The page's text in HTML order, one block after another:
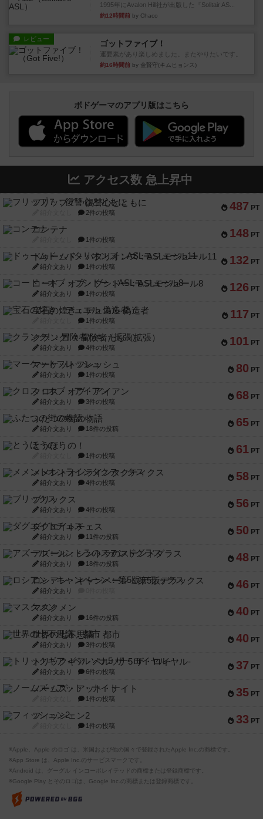
1995年にAvalon Hill社が出版した『Solitair AS...
約12時間前 by Chaco
レビュー ゴットファイブ！
運要素があり楽しめました。またやりたいです。
約16時間前 by 金賢守(キムヒョンス)
ボドゲーマのアプリ版はこちら
アクセス数 急上昇中
487 PT
フリップ７：復讐心とともに
2件の投稿
148 PT
コンテナ
1件の投稿
132 PT
ドゥームド・バタリオンズ：ASLモジュール11
紹介文あり 1件の投稿
126 PT
コード・オブ・ブシドー：ASLモジュール8
紹介文あり 1件の投稿
117 PT
宝石の煌き：デュエル 偽造者
1件の投稿
101 PT
クランク! ：冒険者たち（拡張）
紹介文あり 4件の投稿
80 PT
マーケットフレッシュ
紹介文あり 1件の投稿
68 PT
クロス・オブ・アイアン
紹介文あり 3件の投稿
65 PT
ふたつの街の物語
紹介文あり 18件の投稿
61 PT
とうほうの！
1件の投稿
58 PT
メメントオンラインタクティクス
紹介文あり 4件の投稿
56 PT
ブリックス
紹介文あり 4件の投稿
50 PT
ダグエイトチェス
紹介文あり 11件の投稿
48 PT
アズール：シントラのステンドグラス
紹介文あり 18件の投稿
46 PT
ロシアン・キャンペーン：第5版デラックス
紹介文あり
40 PT
マスクメン
紹介文あり 16件の投稿
40 PT
世界の七不思議：都市
紹介文あり 3件の投稿
37 PT
トリックギア - ペルソナ5 ザ・ロイヤル-
紹介文あり 6件の投稿
35 PT
ノームズ・アット・ナイト
1件の投稿
33 PT
フィッシェン2
1件の投稿
※Apple、Apple のロゴ は、米国および他の国々で登録されたApple Inc.の商標です。
※App Store は、Apple Inc.のサービスマークです。
※Android は、グーグル インコーポレイテッドの商標または登録商標です。
※Google Play とそのロゴは、Google Inc.の商標または登録商標です。